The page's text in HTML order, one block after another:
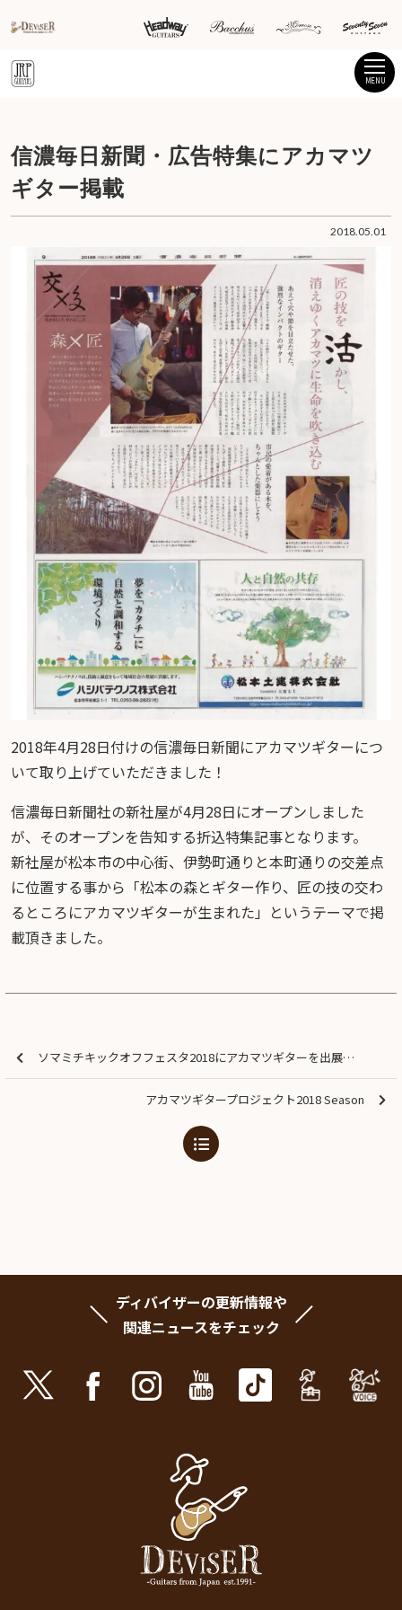
MENU
2018.05.01
信濃毎日新聞・広告特集にアカマツ
ギター掲載
2018年4月28日付けの信濃毎日新聞にアカマツギターにつ
いて取り上げていただきました！
信濃毎日新聞社の新社屋が4月28日にオープンしました
が、そのオープンを告知する折込特集記事となります。
新社屋が松本市の中心街、伊勢町通りと本町通りの交差点
に位置する事から「松本の森とギター作り、匠の技の交わ
るところにアカマツギターが生まれた」というテーマで掲
載頂きました。
ソマミチキックオフフェスタ2018にアカマツギターを出展しました。
アカマツギタープロジェクト2018 Season
ディバイザーの更新情報や
関連ニュースをチェック